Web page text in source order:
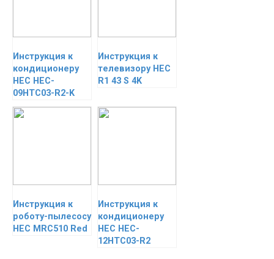
Инструкция к
кондиционеру
HEC HEC-
09HTC03-R2-K
Инструкция к
телевизору HEC
R1 43 S 4K
Инструкция к
роботу-пылесосу
HEC MRC510 Red
Инструкция к
кондиционеру
HEC HEC-
12HTC03-R2